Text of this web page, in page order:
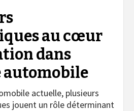
au cœur
dans
automobile
actuelle, plusieurs
jouent un rôle déterminant